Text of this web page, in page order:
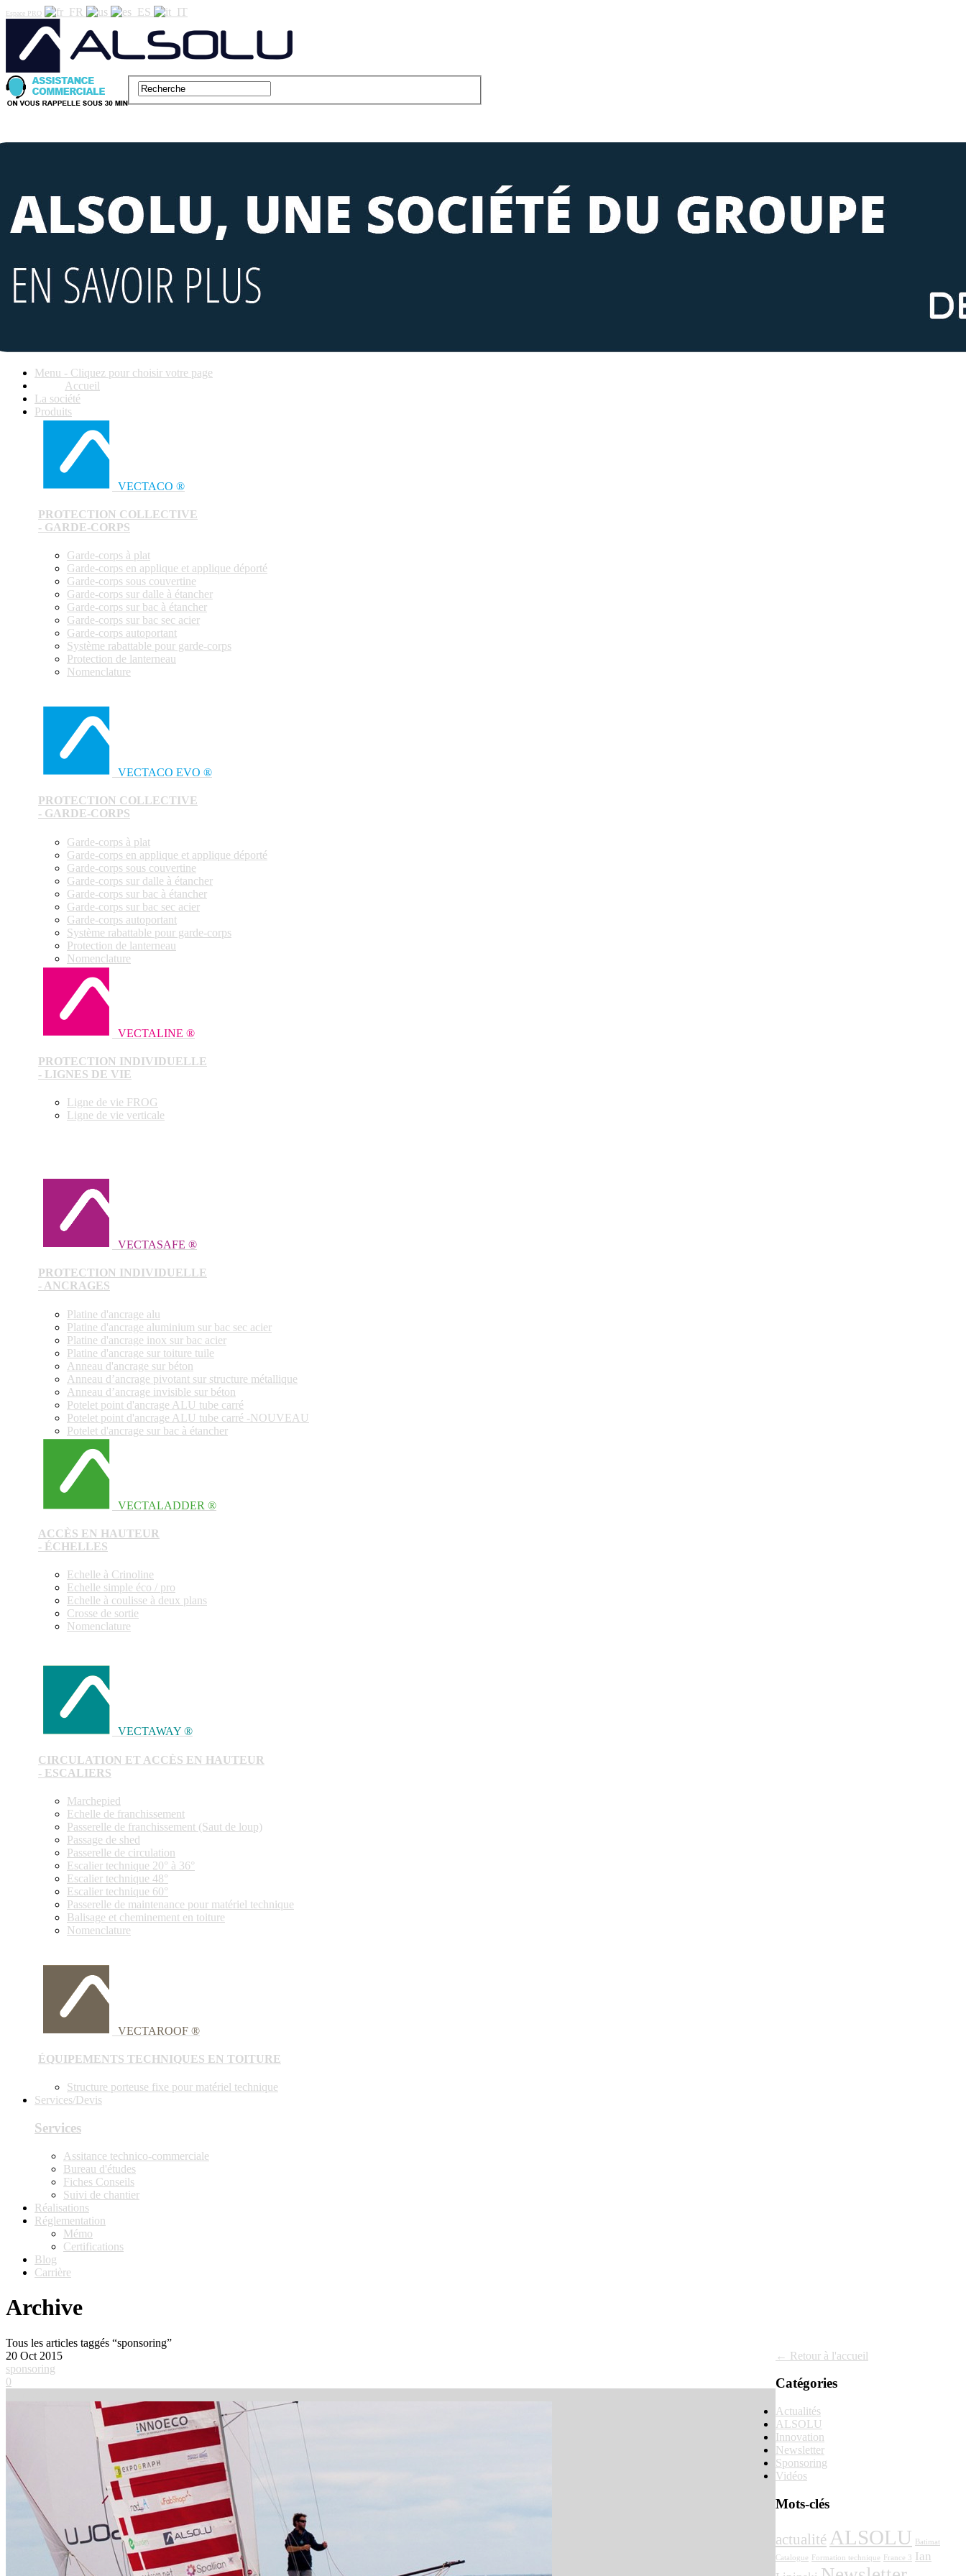
Espace PRO
Menu - Cliquez pour choisir votre page
Accueil
La société
Produits
VECTACO ®
PROTECTION COLLECTIVE
- GARDE-CORPS
Garde-corps à plat
Garde-corps en applique et applique déporté
Garde-corps sous couvertine
Garde-corps sur dalle à étancher
Garde-corps sur bac à étancher
Garde-corps sur bac sec acier
Garde-corps autoportant
Système rabattable pour garde-corps
Protection de lanterneau
Nomenclature
VECTACO EVO ®
PROTECTION COLLECTIVE
- GARDE-CORPS
Garde-corps à plat
Garde-corps en applique et applique déporté
Garde-corps sous couvertine
Garde-corps sur dalle à étancher
Garde-corps sur bac à étancher
Garde-corps sur bac sec acier
Garde-corps autoportant
Système rabattable pour garde-corps
Protection de lanterneau
Nomenclature
VECTALINE ®
PROTECTION INDIVIDUELLE
- LIGNES DE VIE
Ligne de vie FROG
Ligne de vie verticale
VECTASAFE ®
PROTECTION INDIVIDUELLE
- ANCRAGES
Platine d'ancrage alu
Platine d'ancrage aluminium sur bac sec acier
Platine d'ancrage inox sur bac acier
Platine d'ancrage sur toiture tuile
Anneau d'ancrage sur béton
Anneau d’ancrage pivotant sur structure métallique
Anneau d’ancrage invisible sur béton
Potelet point d'ancrage ALU tube carré
Potelet point d'ancrage ALU tube carré -NOUVEAU
Potelet d'ancrage sur bac à étancher
VECTALADDER ®
ACCÈS EN HAUTEUR
- ÉCHELLES
Echelle à Crinoline
Echelle simple éco / pro
Echelle à coulisse à deux plans
Crosse de sortie
Nomenclature
VECTAWAY ®
CIRCULATION ET ACCÈS EN HAUTEUR
- ESCALIERS
Marchepied
Echelle de franchissement
Passerelle de franchissement (Saut de loup)
Passage de shed
Passerelle de circulation
Escalier technique 20° à 36°
Escalier technique 48°
Escalier technique 60°
Passerelle de maintenance pour matériel technique
Balisage et cheminement en toiture
Nomenclature
VECTAROOF ®
ÉQUIPEMENTS TECHNIQUES EN TOITURE
Structure porteuse fixe pour matériel technique
Services/Devis
Services
Assitance technico-commerciale
Bureau d'études
Fiches Conseils
Suivi de chantier
Réalisations
Réglementation
Mémo
Certifications
Blog
Carrière
Archive
Tous les articles taggés “sponsoring”
20 Oct 2015
sponsoring
0
← Retour à l'accueil
Catégories
Actualités
ALSOLU
Innovation
Newsletter
Sponsoring
Vidéos
Mots-clés
actualité ALSOLU
Batimat
Catalogue
Formation technique France 3 Ian